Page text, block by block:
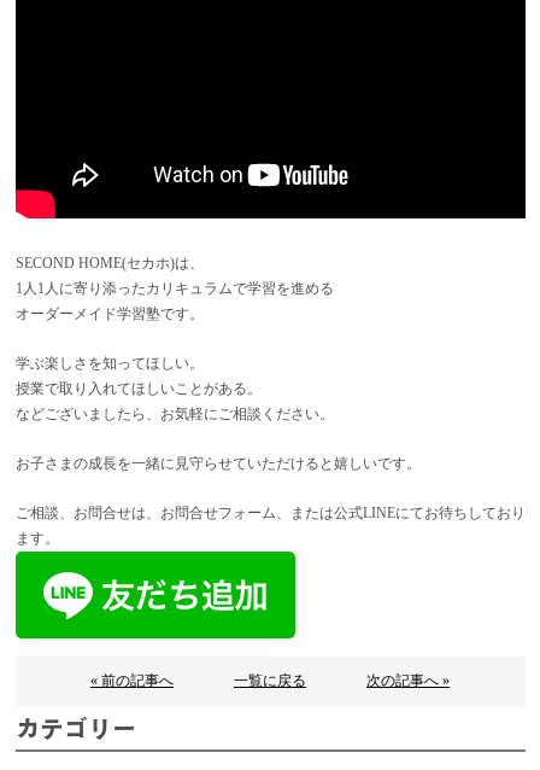
SECOND HOME(セカホ)は、
1人1人に寄り添ったカリキュラムで学習を進める
オーダーメイド学習塾です。
学ぶ楽しさを知ってほしい。
授業で取り入れてほしいことがある。
などございましたら、お気軽にご相談ください。
お子さまの成長を一緒に見守らせていただけると嬉しいです。
ご相談、お問合せは、お問合せフォーム、または公式LINEにてお待ちしており
ます。
« 前の記事へ 一覧に戻る 次の記事へ »
カテゴリー